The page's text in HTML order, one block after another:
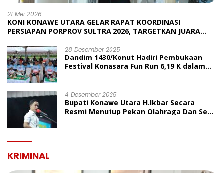
21 Mei 2026
KONI KONAWE UTARA GELAR RAPAT KOORDINASI
PERSIAPAN PORPROV SULTRA 2026, TARGETKAN JUARA
28 Desember 2025
Dandim 1430/Konut Hadiri Pembukaan
Festival Konasara Fun Run 6,19 K dalam
4 Desember 2025
Bupati Konawe Utara H.Ikbar Secara
Resmi Menutup Pekan Olahraga Dan Seni
KRIMINAL